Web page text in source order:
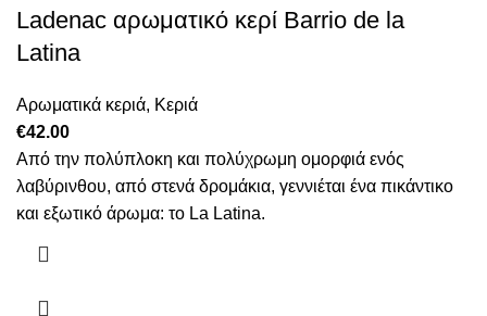
Ladenac αρωματικό κερί Barrio de la
Latina
Αρωματικά κεριά, Κεριά
€42.00
Από την πολύπλοκη και πολύχρωμη ομορφιά ενός
λαβύρινθου, από στενά δρομάκια, γεννιέται ένα πικάντικο
και εξωτικό άρωμα: το La Latina.